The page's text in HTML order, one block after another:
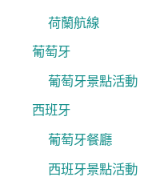
荷蘭航線
葡萄牙
葡萄牙景點活動
西班牙
葡萄牙餐廳
西班牙景點活動